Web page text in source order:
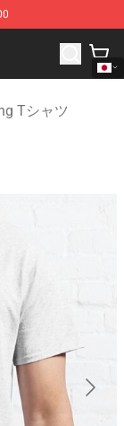
Merchandise
Tシャツ